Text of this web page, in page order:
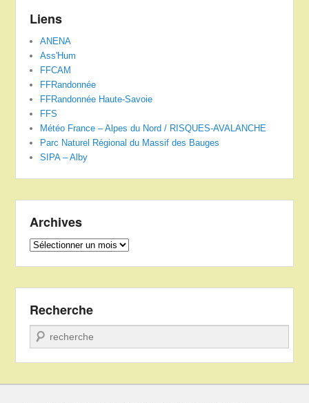
Liens
ANENA
Ass'Hum
FFCAM
FFRandonnée
FFRandonnée Haute-Savoie
FFS
Météo France – Alpes du Nord / RISQUES-AVALANCHE
Parc Naturel Régional du Massif des Bauges
SIPA – Alby
Archives
Archives
Recherche
Recherche